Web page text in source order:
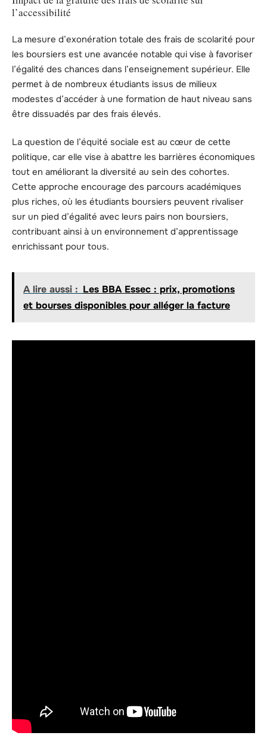
l’accessibilité
La mesure d’exonération totale des frais de scolarité pour
les boursiers est une avancée notable qui vise à favoriser
l’égalité des chances dans l’enseignement supérieur. Elle
permet à de nombreux étudiants issus de milieux
modestes d’accéder à une formation de haut niveau sans
être dissuadés par des frais élevés.
La question de l’équité sociale est au cœur de cette
politique, car elle vise à abattre les barrières économiques
tout en améliorant la diversité au sein des cohortes.
Cette approche encourage des parcours académiques
plus riches, où les étudiants boursiers peuvent rivaliser
sur un pied d’égalité avec leurs pairs non boursiers,
contribuant ainsi à un environnement d’apprentissage
enrichissant pour tous.
A lire aussi : Les BBA Essec : prix, promotions
et bourses disponibles pour alléger la facture